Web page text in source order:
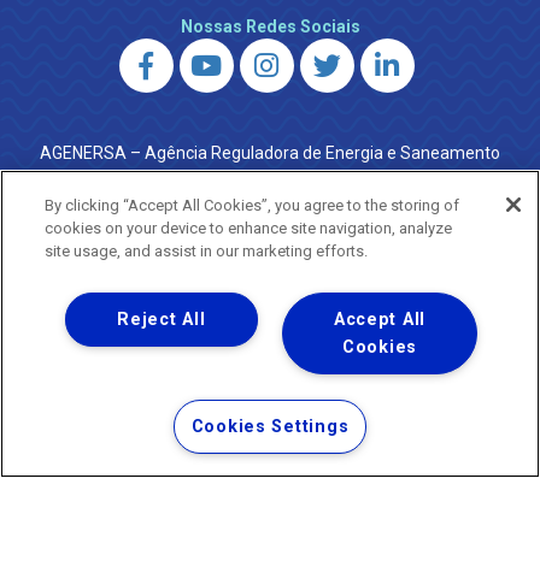
Nossas Redes Sociais
AGENERSA – Agência Reguladora de Energia e Saneamento
do Estado do Rio de Janeiro
0800 024 9040 · (21) 2332-6457 (WhatsApp) ·
ouvidoria@agenersa.rj.gov.br/ouvidoria.agenersa@gmail.com
·http://www.agenersa.rj.gov.br
Uma empresa
Copyright ® 2026 - Todos os Direitos Reservados.
Termos Gerais de Uso de Sites e Aplicativos
Política de Privacidade e Proteção de Dados
By clicking “Accept All Cookies”, you agree to the storing of
cookies on your device to enhance site navigation, analyze
site usage, and assist in our marketing efforts.
Accept All
Cookies
Reject All
Cookies Settings